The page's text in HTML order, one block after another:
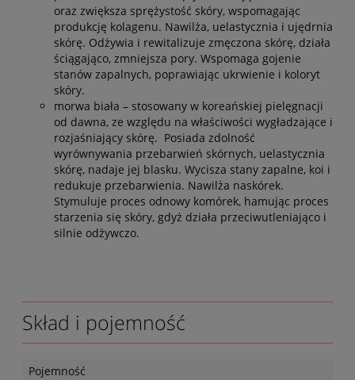
oraz zwiększa sprężystość skóry, wspomagając
produkcję kolagenu. Nawilża, uelastycznia i ujędrnia
skórę. Odżywia i rewitalizuje zmęczona skórę, działa
ściągająco, zmniejsza pory. Wspomaga gojenie
stanów zapalnych, poprawiając ukrwienie i koloryt
skóry.
morwa biała – stosowany w koreańskiej pielęgnacji
od dawna, ze względu na właściwości wygładzające i
rozjaśniający skórę. Posiada zdolność
wyrównywania przebarwień skórnych, uelastycznia
skórę, nadaje jej blasku. Wycisza stany zapalne, koi i
redukuje przebarwienia. Nawilża naskórek.
Stymuluje proces odnowy komórek, hamując proces
starzenia się skóry, gdyż działa przeciwutleniająco i
silnie odżywczo.
Skład i pojemność
Pojemność